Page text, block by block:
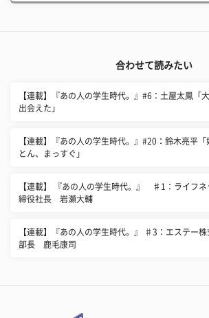
合わせて読みたい
【連載】『あの人の学生時代。』#6：土屋太鳳「
出会えた」
【連載】『あの人の学生時代。』#20：鈴木亮平「
とん、まっすぐ」
【連載】 『あの人の学生時代。』 ♯1：ライフ
締役社長 岩瀬大輔
【連載】『あの人の学生時代。』 ♯3：エステー
部長 鹿毛康司